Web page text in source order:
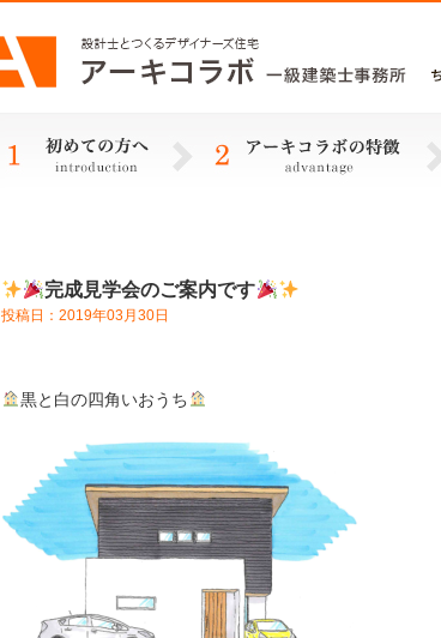
完成見学会のご案内です
投稿日：2019年03月30日
黒と白の四角いおうち